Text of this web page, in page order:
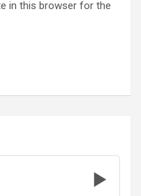
in this browser for the